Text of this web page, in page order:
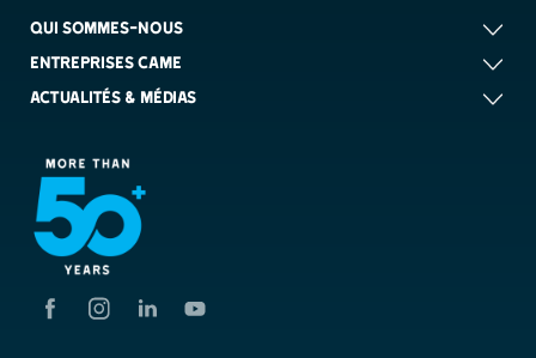
QUI SOMMES-NOUS
ENTREPRISES CAME
ACTUALITÉS & MÉDIAS